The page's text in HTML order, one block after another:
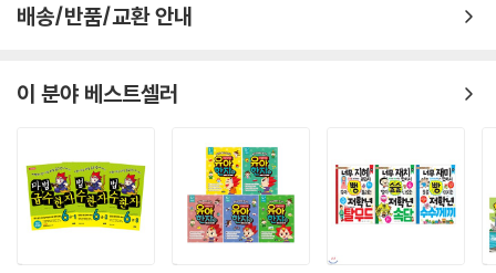
배송/반품/교환 안내
이 분야 베스트셀러